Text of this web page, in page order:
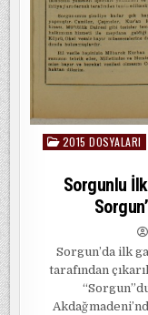
Posted
2015 DOSYALARI
Sorgunlu
Sorgun’da ilk
tarafından